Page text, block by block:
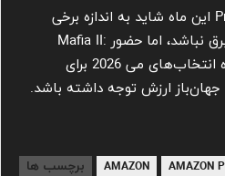
فهرست رایگان Prime Gaming این ماه شاید به اندازه برخی
ماه‌های بزرگ گذشته پرزرق‌وبرق نباشد، اما حضور Mafia II:
Definitive Edition باعث شده انتخاب‌های می 2026 برای
جهان‌باز ارزش توجه داشته باشد.
برچسب ها AMAZON
AMAZON